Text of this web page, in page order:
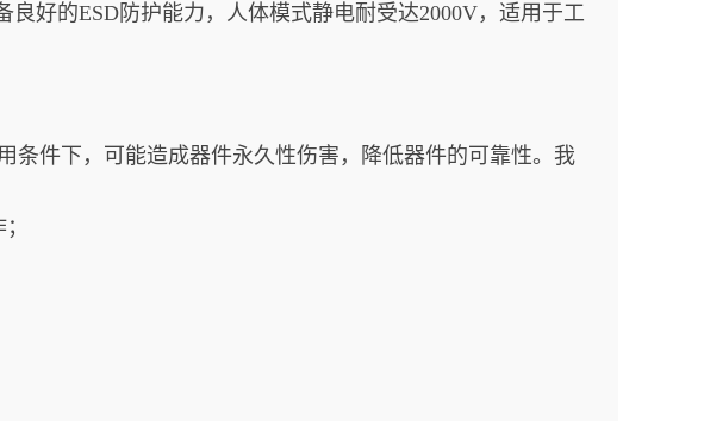
好的ESD防护能力，人体模式静电耐受达2000V，适用于工
条件下，可能造成器件永久性伤害，降低器件的可靠性。我